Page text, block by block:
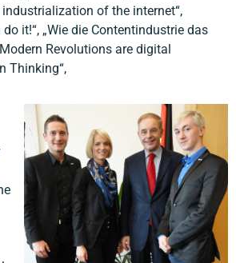
industrialization of the internet“,
it!“, „Wie die Contentindustrie das
Revolutions are digital
Thinking“,